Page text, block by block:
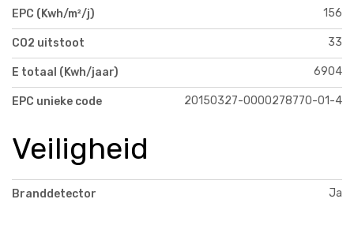
EPC (Kwh/m²/j) 156
CO2 uitstoot 33
E totaal (Kwh/jaar) 6904
EPC unieke code 20150327-0000278770-01-4
Veiligheid
Branddetector Ja